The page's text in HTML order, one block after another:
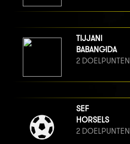
TIJJANI
BABANGIDA
2 DOELPUNTEN
SEF
HORSELS
2 DOELPUNTEN